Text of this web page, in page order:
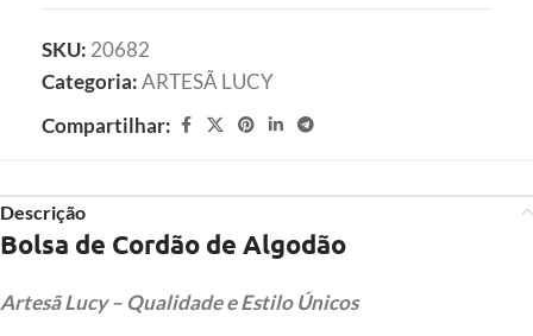
SKU: 20682
Categoria:ARTESÃ LUCY
Compartilhar:
Descrição
Bolsa de Cordão de Algodão
Artesã Lucy – Qualidade e Estilo Únicos